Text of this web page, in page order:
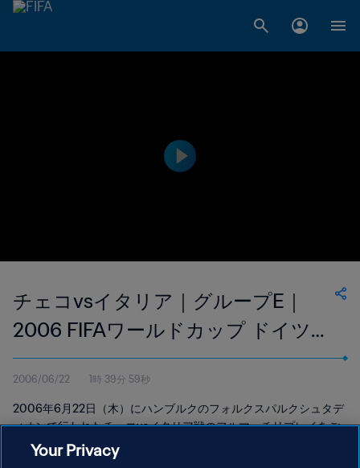
チェコvsイタリア｜グループE｜
2006 FIFAワールドカップ ドイツ｜
フルマッチリプレイ
2006/06/22 1時 39分 59秒
2006年6月22日（木）にハンブルクのフォルクスパルクシュタデ
ィオンで行われたチェコvsイタリア戦のフルマッチリプレイをご
覧ください。
Your Privacy